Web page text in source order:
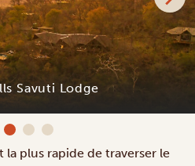
Savuti Lodge
la plus rapide de traverser le